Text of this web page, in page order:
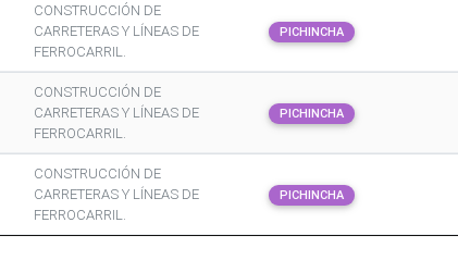
CONSTRUCCIÓN DE
CARRETERAS Y LÍNEAS DE
FERROCARRIL.
PICHINCHA
CONSTRUCCIÓN DE
CARRETERAS Y LÍNEAS DE
FERROCARRIL.
PICHINCHA
CONSTRUCCIÓN DE
CARRETERAS Y LÍNEAS DE
FERROCARRIL.
PICHINCHA